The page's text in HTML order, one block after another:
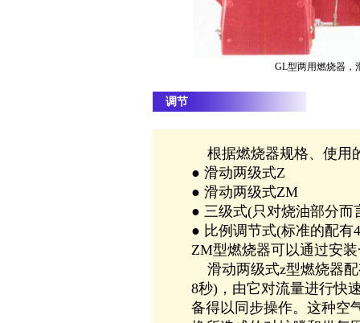
GL型两用燃烧器，
调节
根据燃烧器规格、使用
● 滑动两级式Z
● 滑动两级式ZM
● 三级式(只对烧油部分而
● 比例调节式(标准的配有
ZM型燃烧器可以通过安
滑动两级式z型燃烧器
8秒)，由它对流量进行快
备得以同步操作。这种空